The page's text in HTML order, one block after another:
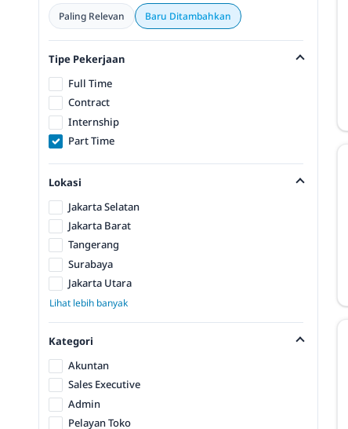
Paling Relevan Baru Ditambahkan
Tipe Pekerjaan
Full Time
Contract
Internship
Part Time
Lokasi
Jakarta Selatan
Jakarta Barat
Tangerang
Surabaya
Jakarta Utara
Lihat lebih banyak
Kategori
Akuntan
Sales Executive
Admin
Pelayan Toko